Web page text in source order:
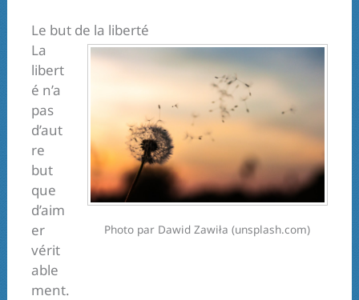
Le but de la liberté
Photo par Dawid Zawiła (unsplash.com)
La
libert
é n’a
pas
d’aut
re
but
que
d’aim
er
vérit
able
ment.